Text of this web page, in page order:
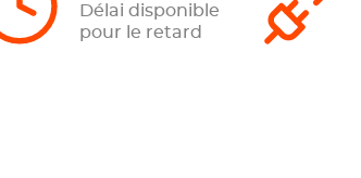
Délai disponible
pour le retard